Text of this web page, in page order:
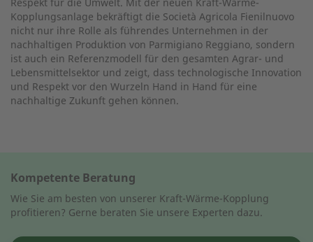
Kopplungsanlage bekräftigt die Società Agricola Fienilnuovo
nicht nur ihre Rolle als führendes Unternehmen in der
nachhaltigen Produktion von Parmigiano Reggiano, sondern
ist auch ein Referenzmodell für den gesamten Agrar- und
Lebensmittelsektor und zeigt, dass technologische Innovation
und Respekt vor den Wurzeln Hand in Hand für eine
nachhaltige Zukunft gehen können.
Kompetente Beratung
Wie Sie am besten von unserer Kraft-Wärme-Kopplung
profitieren? Gerne beraten Sie unsere Experten dazu.